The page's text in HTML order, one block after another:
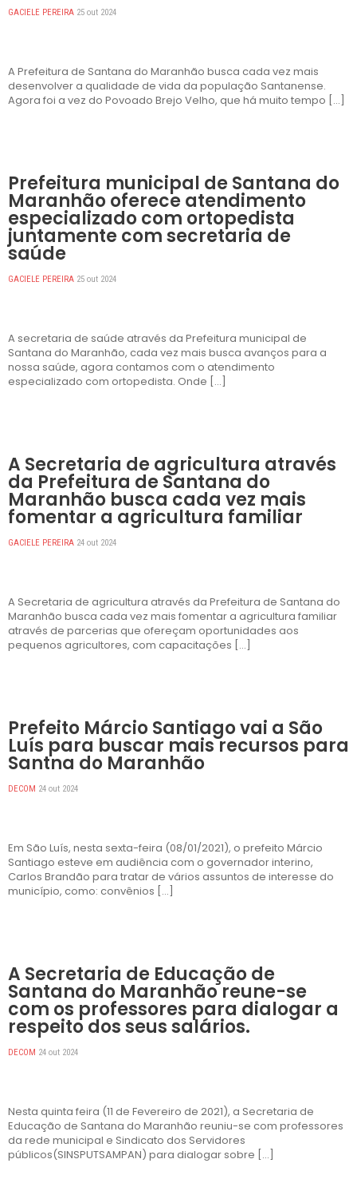
GACIELE PEREIRA 25 out 2024
A Prefeitura de Santana do Maranhão busca cada vez mais
desenvolver a qualidade de vida da população Santanense.
Agora foi a vez do Povoado Brejo Velho, que há muito tempo […]
Prefeitura municipal de Santana do
Maranhão oferece atendimento
especializado com ortopedista
juntamente com secretaria de
saúde
GACIELE PEREIRA 25 out 2024
A secretaria de saúde através da Prefeitura municipal de
Santana do Maranhão, cada vez mais busca avanços para a
nossa saúde, agora contamos com o atendimento
especializado com ortopedista. Onde […]
A Secretaria de agricultura através
da Prefeitura de Santana do
Maranhão busca cada vez mais
fomentar a agricultura familiar
GACIELE PEREIRA 24 out 2024
A Secretaria de agricultura através da Prefeitura de Santana do
Maranhão busca cada vez mais fomentar a agricultura familiar
através de parcerias que ofereçam oportunidades aos
pequenos agricultores, com capacitações […]
Prefeito Márcio Santiago vai a São
Luís para buscar mais recursos para
Santna do Maranhão
DECOM 24 out 2024
Em São Luís, nesta sexta-feira (08/01/2021), o prefeito Márcio
Santiago esteve em audiência com o governador interino,
Carlos Brandão para tratar de vários assuntos de interesse do
município, como: convênios […]
A Secretaria de Educação de
Santana do Maranhão reune-se
com os professores para dialogar a
respeito dos seus salários.
DECOM 24 out 2024
Nesta quinta feira (11 de Fevereiro de 2021), a Secretaria de
Educação de Santana do Maranhão reuniu-se com professores
da rede municipal e Sindicato dos Servidores
públicos(SINSPUTSAMPAN) para dialogar sobre […]